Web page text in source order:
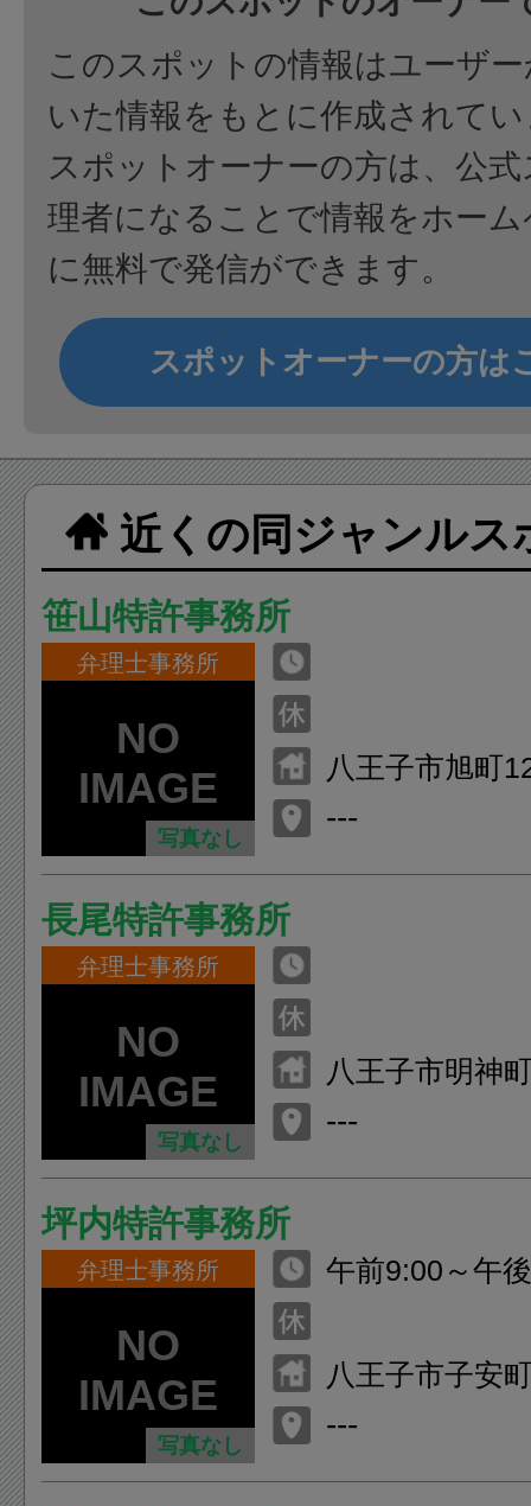
このスポットの情報はユーザ
いた情報をもとに作成されて
スポットオーナーの方は、公
理者になることで情報をホー
に無料で発信ができます。
スポットオーナーの方は
近くの同ジャンルス
笹山特許事務所
弁理士事務所
写真なし
八王子市旭町
---
長尾特許事務所
弁理士事務所
写真なし
八王子市明神
---
坪内特許事務所
弁理士事務所
写真なし
午前9:00～午
八王子市子安
---